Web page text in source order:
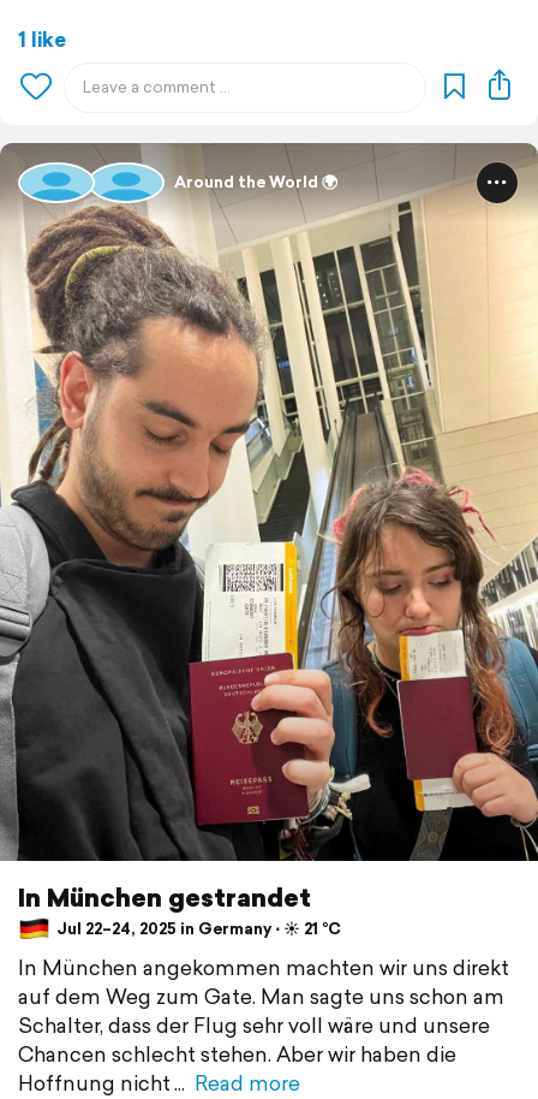
1 like
Around the World 🌍
In München gestrandet
Jul 22–24, 2025 in Germany ⋅ ☀️ 21 °C
In München angekommen machten wir uns direkt
auf dem Weg zum Gate. Man sagte uns schon am
Schalter, dass der Flug sehr voll wäre und unsere
Chancen schlecht stehen. Aber wir haben die
Hoffnung nicht
Read more